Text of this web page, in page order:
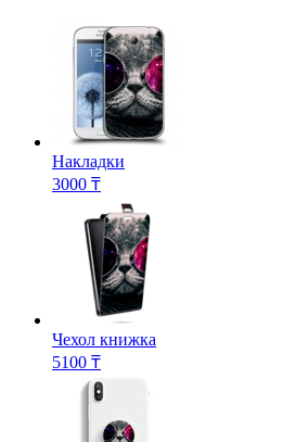
Накладки
3000 ₸
Чехол книжка
5100 ₸